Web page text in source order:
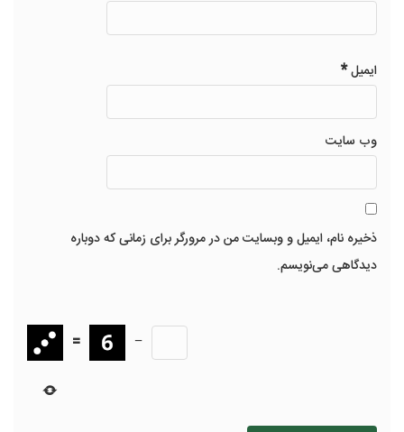
ایمیل*
وب‌ سایت
ذخیره نام، ایمیل و وبسایت من در مرورگر برای زمانی که دوباره
دیدگاهی می‌نویسم.
−
=